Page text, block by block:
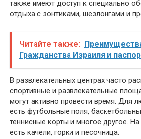
также имеют доступ к специально
отдыха с зонтиками, шезлонгами и
Читайте также:
Гражданства Израиля и
В развлекательных центрах часто
спортивные и развлекательные
могут активно провести время. Для
есть футбольные поля,
теннисные корты и многое другое.
есть качели, горки и песочница.